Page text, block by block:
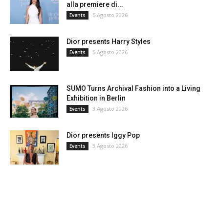
alla premiere di...
Events 5 Agosto 2026
Dior presents Harry Styles
Events 5 Agosto 2026
SUMO Turns Archival Fashion into a Living
Exhibition in Berlin
Events 3 Agosto 2026
Dior presents Iggy Pop
Events 3 Agosto 2026